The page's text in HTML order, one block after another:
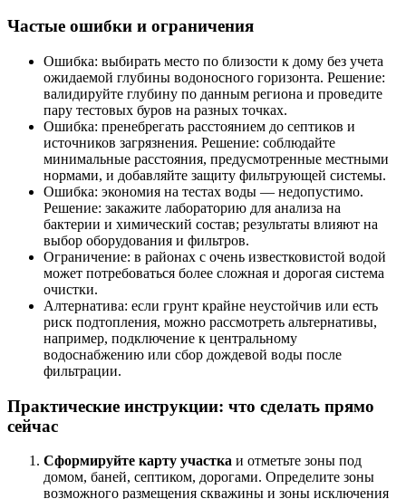
Частые ошибки и ограничения
Ошибка: выбирать место по близости к дому без учета
ожидаемой глубины водоносного горизонта. Решение:
валидируйте глубину по данным региона и проведите
пару тестовых буров на разных точках.
Ошибка: пренебрегать расстоянием до септиков и
источников загрязнения. Решение: соблюдайте
минимальные расстояния, предусмотренные местными
нормами, и добавляйте защиту фильтрующей системы.
Ошибка: экономия на тестах воды — недопустимо.
Решение: закажите лабораторию для анализа на
бактерии и химический состав; результаты влияют на
выбор оборудования и фильтров.
Ограничение: в районах с очень известковистой водой
может потребоваться более сложная и дорогая система
очистки.
Алтернатива: если грунт крайне неустойчив или есть
риск подтопления, можно рассмотреть альтернативы,
например, подключение к центральному
водоснабжению или сбор дождевой воды после
фильтрации.
Практические инструкции: что сделать прямо
сейчас
Сформируйте карту участка и отметьте зоны под
домом, баней, септиком, дорогами. Определите зоны
возможного размещения скважины и зоны исключения